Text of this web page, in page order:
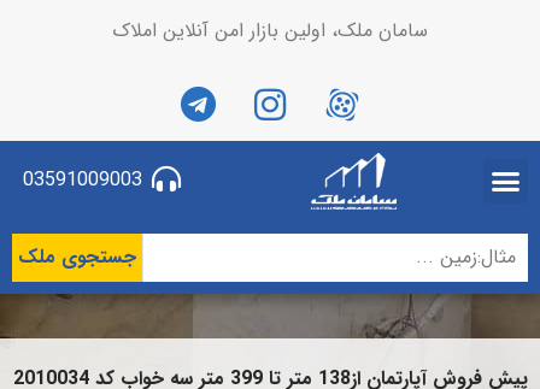
سامان ملک، اولین بازار امن آنلاین املاک
03591009003
جستجوی ملک
پیش فروش آپارتمان از138 متر تا 399 متر سه خواب کد 2010034